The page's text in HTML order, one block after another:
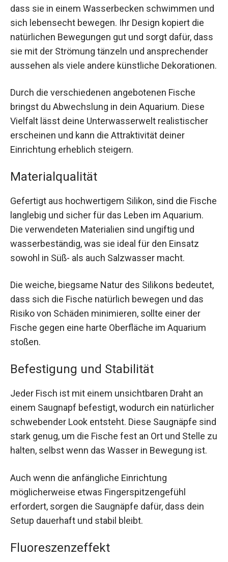
dass sie in einem Wasserbecken schwimmen und
sich lebensecht bewegen. Ihr Design kopiert die
natürlichen Bewegungen gut und sorgt dafür, dass
sie mit der Strömung tänzeln und ansprechender
aussehen als viele andere künstliche Dekorationen.
Durch die verschiedenen angebotenen Fische
bringst du Abwechslung in dein Aquarium. Diese
Vielfalt lässt deine Unterwasserwelt realistischer
erscheinen und kann die Attraktivität deiner
Einrichtung erheblich steigern.
Materialqualität
Gefertigt aus hochwertigem Silikon, sind die Fische
langlebig und sicher für das Leben im Aquarium.
Die verwendeten Materialien sind ungiftig und
wasserbeständig, was sie ideal für den Einsatz
sowohl in Süß- als auch Salzwasser macht.
Die weiche, biegsame Natur des Silikons bedeutet,
dass sich die Fische natürlich bewegen und das
Risiko von Schäden minimieren, sollte einer der
Fische gegen eine harte Oberfläche im Aquarium
stoßen.
Befestigung und Stabilität
Jeder Fisch ist mit einem unsichtbaren Draht an
einem Saugnapf befestigt, wodurch ein natürlicher
schwebender Look entsteht. Diese Saugnäpfe sind
stark genug, um die Fische fest an Ort und Stelle zu
halten, selbst wenn das Wasser in Bewegung ist.
Auch wenn die anfängliche Einrichtung
möglicherweise etwas Fingerspitzengefühl
erfordert, sorgen die Saugnäpfe dafür, dass dein
Setup dauerhaft und stabil bleibt.
Fluoreszenzeffekt